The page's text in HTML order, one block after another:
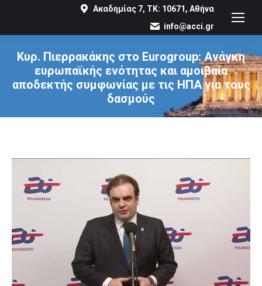
Ακαδημίας 7, ΤΚ: 10671, Αθήνα
info@acci.gr
Κυρ. Πιερρακάκης στο Eurogroup: Ανάγκη
ευρωπαϊκής ενότητας και αμοιβαία
αποδεκτής συμφωνίας με τις ΗΠΑ για τους
δασμούς
You are here: